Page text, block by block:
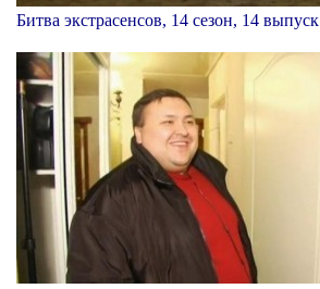
Битва экстрасенсов, 14 сезон, 14 выпуск